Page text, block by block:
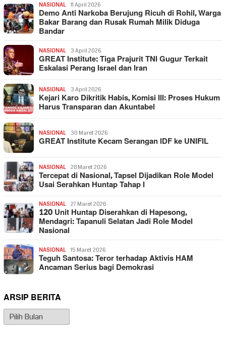
NASIONAL 11 April 2026
Demo Anti Narkoba Berujung Ricuh di Rohil, Warga
Bakar Barang dan Rusak Rumah Milik Diduga
Bandar
NASIONAL 3 April 2026
GREAT Institute: Tiga Prajurit TNI Gugur Terkait
Eskalasi Perang Israel dan Iran
NASIONAL 3 April 2026
Kejari Karo Dikritik Habis, Komisi III: Proses Hukum
Harus Transparan dan Akuntabel
NASIONAL 30 Maret 2026
GREAT Institute Kecam Serangan IDF ke UNIFIL
NASIONAL 28 Maret 2026
Tercepat di Nasional, Tapsel Dijadikan Role Model
Usai Serahkan Huntap Tahap I
NASIONAL 27 Maret 2026
120 Unit Huntap Diserahkan di Hapesong,
Mendagri: Tapanuli Selatan Jadi Role Model
Nasional
NASIONAL 15 Maret 2026
Teguh Santosa: Teror terhadap Aktivis HAM
Ancaman Serius bagi Demokrasi
ARSIP BERITA
Arsip
Berita